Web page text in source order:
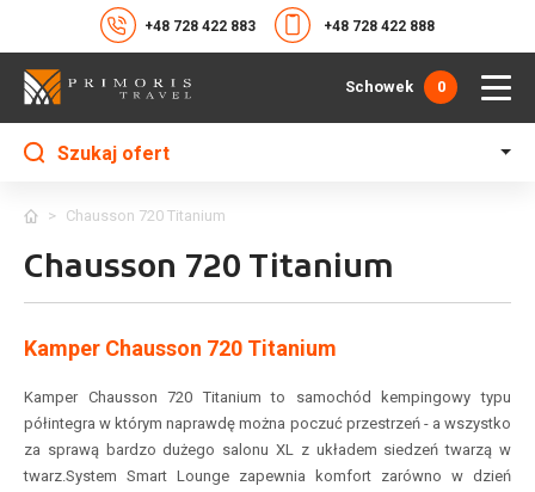
+48 728 422 883 +48 728 422 888
Schowek 0
Szukaj ofert
> Chausson 720 Titanium
Chausson 720 Titanium
Kamper Chausson 720 Titanium
Kamper Chausson 720 Titanium to samochód kempingowy typu
półintegra w którym naprawdę można poczuć przestrzeń - a wszystko
za sprawą bardzo dużego salonu XL z układem siedzeń twarzą w
twarz.System Smart Lounge zapewnia komfort zarówno w dzień